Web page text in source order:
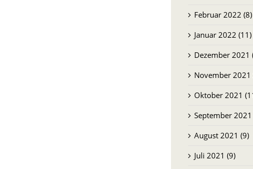
Februar 2022 (8)
Januar 2022 (11)
Dezember 2021
November 2021
Oktober 2021
September 2021
August 2021 (9)
Juli 2021 (9)